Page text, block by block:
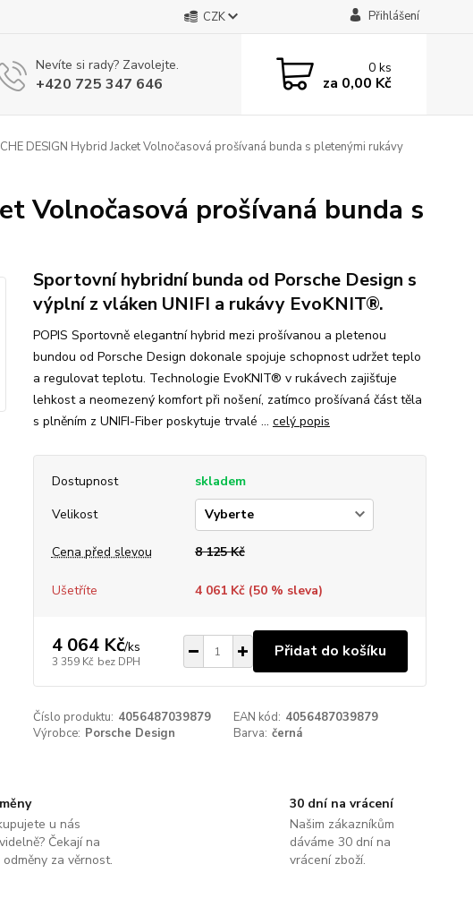
CZK Přihlášení
Nevíte si rady? Zavolejte.
+420 725 347 646
0ks
za 0,00 Kč
DESIGN Hybrid Jacket Volnočasová prošívaná bunda s pletenými rukávy
Volnočasová prošívaná bunda s
Sportovní hybridní bunda od Porsche Design s
výplní z vláken UNIFI a rukávy EvoKNIT®.
POPIS Sportovně elegantní hybrid mezi prošívanou a pletenou
bundou od Porsche Design dokonale spojuje schopnost udržet teplo
a regulovat teplotu. Technologie EvoKNIT® v rukávech zajišťuje
lehkost a neomezený komfort při nošení, zatímco prošívaná část těla
s plněním z UNIFI-Fiber poskytuje trvalé ... celý popis
Dostupnost
skladem
Velikost
Cena před slevou 8 125 Kč
Ušetříte 4 061 Kč (50% sleva)
4 064 Kč/ks
3 359 Kč bez DPH
Přidat do košíku
Číslo produktu: 4056487039879 EAN kód: 4056487039879
Výrobce: Porsche Design Barva: černá
u nás
Čekají na
odměny za věrnost.
30 dní na vrácení
Našim zákazníkům
dáváme 30 dní na
vrácení zboží.